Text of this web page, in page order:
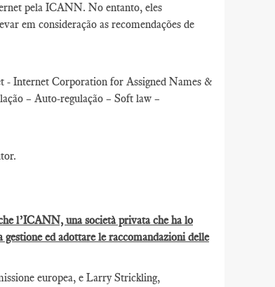
pela ICANN. No entanto, eles
em consideração as recomendações de
- Internet Corporation for Assigned Names &
– Auto-regulação – Soft law –
l’ICANN, una società privata che ha lo
ed adottare le raccomandazioni delle
europea, e Larry Strickling,